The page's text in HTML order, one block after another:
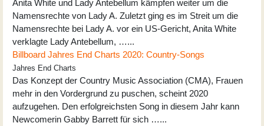
Anita White und Lady Antebellum kämpfen weiter um die
Namensrechte von Lady A. Zuletzt ging es im Streit um die
Namensrechte bei Lady A. vor ein US-Gericht, Anita White
verklagte Lady Antebellum, …...
Billboard Jahres End Charts 2020: Country-Songs
Jahres End Charts
Das Konzept der Country Music Association (CMA), Frauen
mehr in den Vordergrund zu puschen, scheint 2020
aufzugehen. Den erfolgreichsten Song in diesem Jahr kann
Newcomerin Gabby Barrett für sich …...